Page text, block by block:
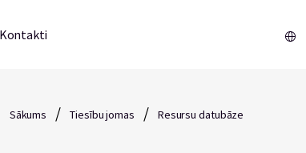
Kontakti
Sākums / Tiesību jomas / Resursu datubāze